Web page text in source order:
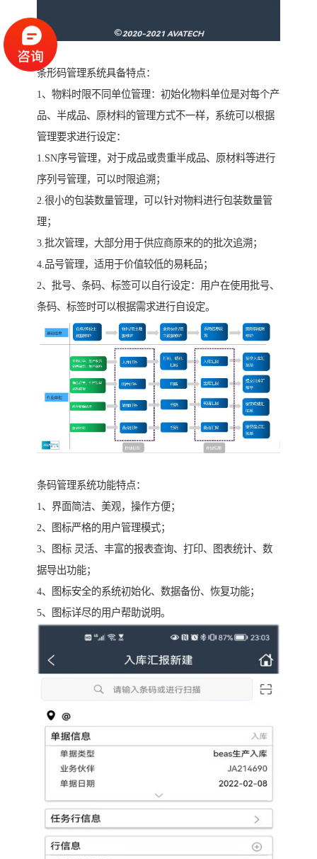
条形码管理系统具备特点：
1、物料时限不同单位管理：初始化物料单位是对每个产
品、半成品、原材料的管理方式不一样，系统可以根据
管理要求进行设定：
1.SN序号管理，对于成品或贵重半成品、原材料等进行
序列号管理，可以时限追溯；
2.很小的包装数量管理，可以针对物料进行包装数量管
理；
3.批次管理，大部分用于供应商原来的的批次追溯；
4.品号管理，适用于价值较低的易耗品；
2、批号、条码、标签可以自行设定：用户在使用批号、
条码、标签时可以根据需求进行自设定。
条码管理系统功能特点：
1、界面简洁、美观，操作方便；
2、图标严格的用户管理模式；
3、图标 灵活、丰富的报表查询、打印、图表统计、数
据导出功能；
4、图标安全的系统初始化、数据备份、恢复功能；
5、图标详尽的用户帮助说明。